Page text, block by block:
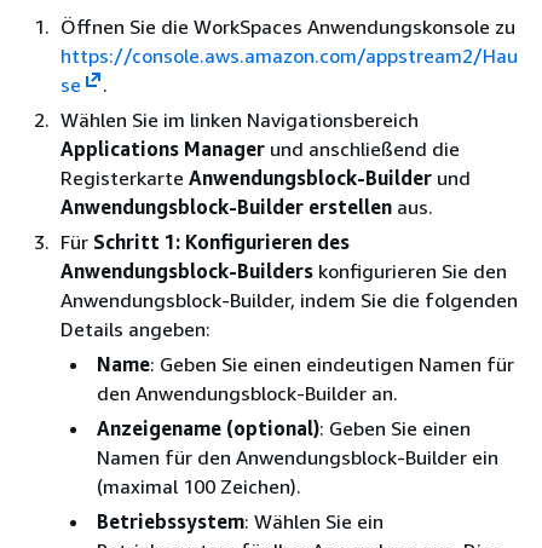
Öffnen Sie die WorkSpaces Anwendungskonsole zu
https://console.aws.amazon.com/appstream2/Hau
se
.
Wählen Sie im linken Navigationsbereich
Applications Manager und anschließend die
Registerkarte Anwendungsblock-Builder und
Anwendungsblock-Builder erstellen aus.
Für Schritt 1: Konfigurieren des
Anwendungsblock-Builders konfigurieren Sie den
Anwendungsblock-Builder, indem Sie die folgenden
Details angeben:
Name: Geben Sie einen eindeutigen Namen für
den Anwendungsblock-Builder an.
Anzeigename (optional): Geben Sie einen
Namen für den Anwendungsblock-Builder ein
(maximal 100 Zeichen).
Betriebssystem: Wählen Sie ein